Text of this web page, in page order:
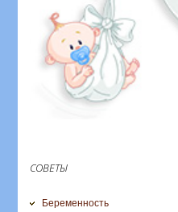
СОВЕТЫ
Беременность